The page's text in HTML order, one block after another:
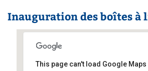
Inauguration des boîtes à
This page can't load Google